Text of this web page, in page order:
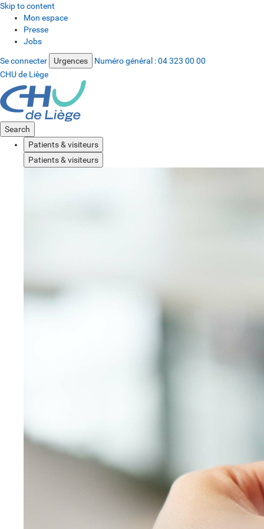
Skip to content
Mon espace
Presse
Jobs
Se connecter Urgences Numéro général :04 323 00 00
CHU de Liège
Search
Patients & visiteurs
Patients & visiteurs